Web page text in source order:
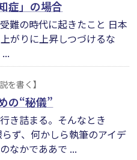
症」の場合
難の時代に起きたこと 日本
がりに上昇しつづけるな
を書く】
の“秘儀”
き詰まる。そんなとき
ず、何かしら執筆のアイデ
なかでああで ...